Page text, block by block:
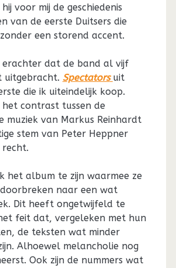
voor mij de geschiedenis
van de eerste Duitsers die
een storend accent.
erachter dat de band al vijf
Spectators uit
die ik uiteindelijk koop.
het contrast tussen de
muziek van Markus Reinhardt
stem van Peter Heppner
het album te zijn waarmee ze
naar een wat
Dit heeft ongetwijfeld te
feit dat, vergeleken met hun
de teksten wat minder
Alhoewel melancholie nog
Ook zijn de nummers wat